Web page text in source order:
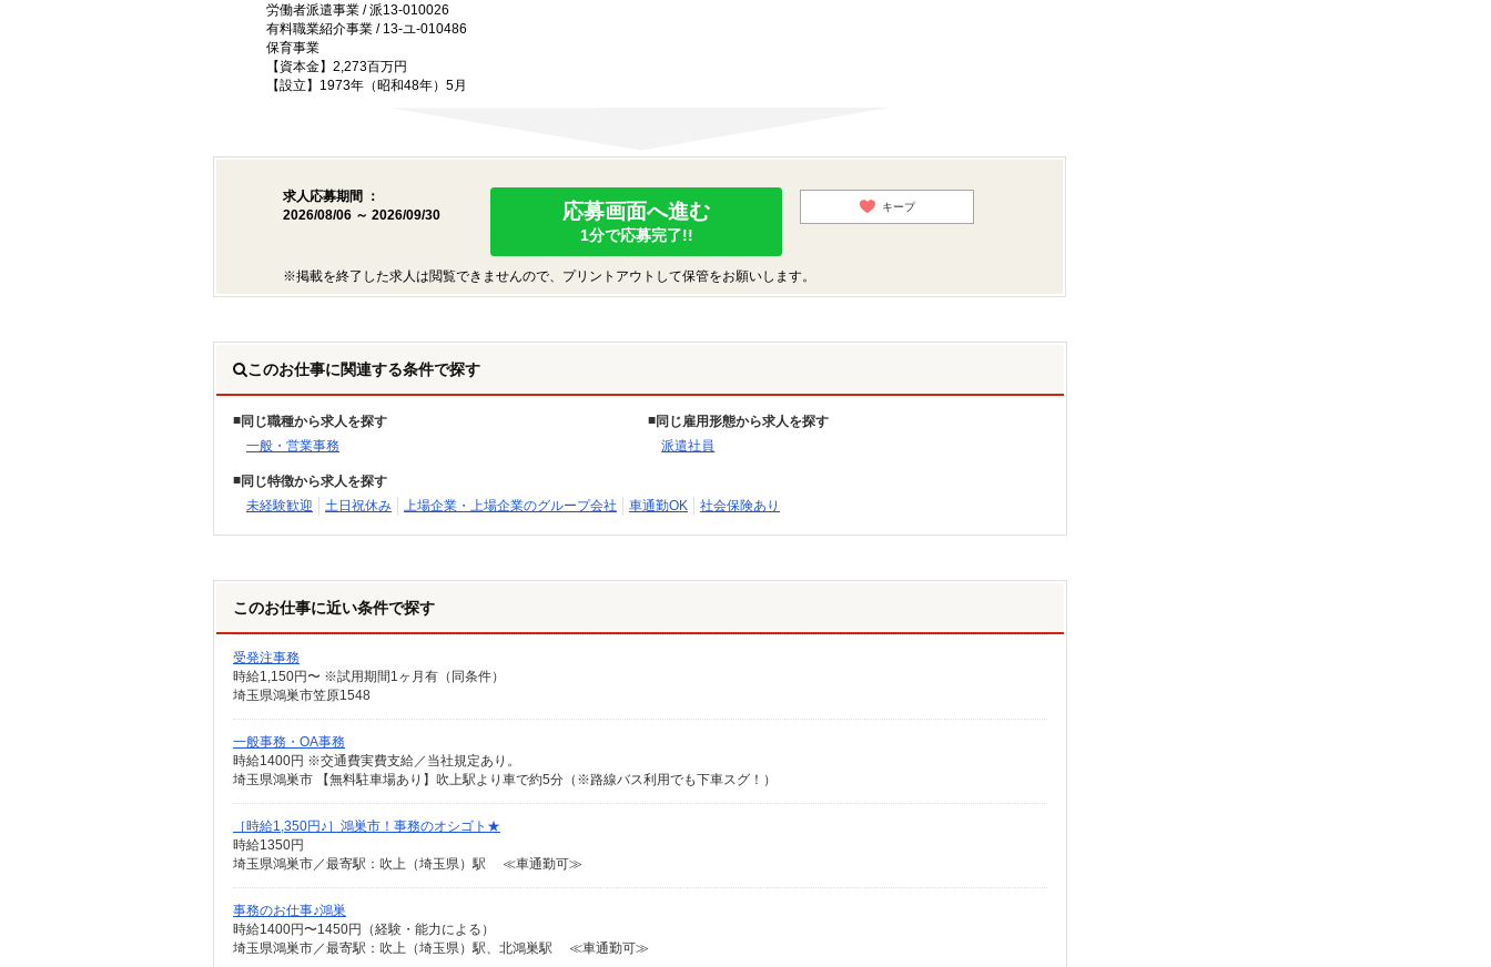
労働者派遣事業 / 派13-010026
有料職業紹介事業 / 13-ユ-010486
保育事業
【資本金】2,273百万円
【設立】1973年（昭和48年）5月
求人応募期間 ：
2026/08/06 ～ 2026/09/30
応募画面へ進む
1分で応募完了!!
キープ
※掲載を終了した求人は閲覧できませんので、プリントアウトして保管をお願いします。
このお仕事に関連する条件で探す
同じ職種から求人を探す
一般・営業事務
同じ雇用形態から求人を探す
派遣社員
同じ特徴から求人を探す
未経験歓迎
土日祝休み 上場企業・上場企業のグループ会社 車通勤OK 社会保険あり
このお仕事に近い条件で探す
受発注事務
時給1,150円〜 ※試用期間1ヶ月有（同条件）
埼玉県鴻巣市笠原1548
一般事務・OA事務
時給1400円 ※交通費実費支給／当社規定あり。
埼玉県鴻巣市 【無料駐車場あり】吹上駅より車で約5分（※路線バス利用でも下車スグ！）
［時給1,350円♪］鴻巣市！事務のオシゴト★
時給1350円
埼玉県鴻巣市／最寄駅：吹上（埼玉県）駅 ≪車通勤可≫
事務のお仕事♪鴻巣
時給1400円〜1450円（経験・能力による）
埼玉県鴻巣市／最寄駅：吹上（埼玉県）駅、北鴻巣駅 ≪車通勤可≫